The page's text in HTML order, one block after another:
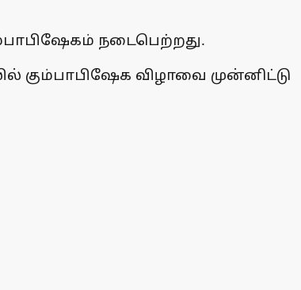
நடைபெற்றது.
விழாவை முன்னிட்டு